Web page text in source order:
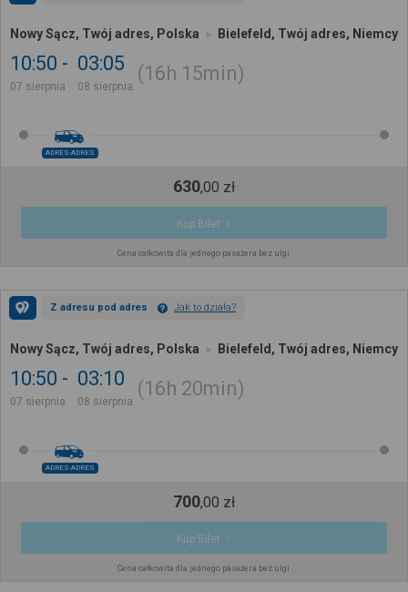
Nowy Sącz, Twój adres, Polska Bielefeld, Twój adres, Niemcy
10:50
07 sierpnia
03:05
08 sierpnia
16h 15min
ADRES-ADRES
630,00 zł
Kup Bilet
Cena całkowita dla jednego pasażera bez ulgi
Z adresu pod adres Jak to działa?
Nowy Sącz, Twój adres, Polska Bielefeld, Twój adres, Niemcy
10:50
07 sierpnia
03:10
08 sierpnia
16h 20min
ADRES-ADRES
700,00 zł
Kup Bilet
Cena całkowita dla jednego pasażera bez ulgi